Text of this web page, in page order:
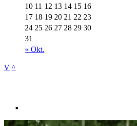
« Okt.
10 11 12 13 14 15 16
17 18 19 20 21 22 23
24 25 26 27 28 29 30
31
V ^